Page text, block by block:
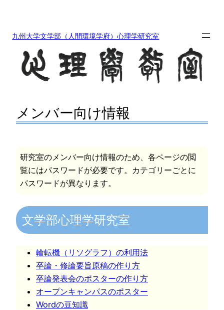
九州大学文学部（人間環境学府）心理学研究室
メンバー向け情報
研究室のメンバー向け情報のため、各ページの閲
覧にはパスワードが必要です。カテゴリーごとに
パスワードが異なります。
文学部心理学研究室
輪転機（リソグラフ）の利用法
卒論・修論要旨原稿の作り方
卒論発表会のポスターの作り方
オープンキャンパスのポスター
Wordの豆知識